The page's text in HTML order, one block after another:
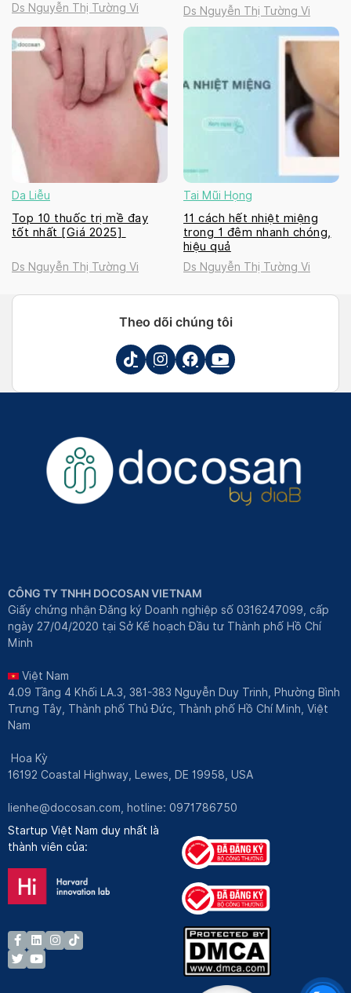
Ds Nguyễn Thị Tường Vi Ds Nguyễn Thị Tường Vi
Da Liễu
Top 10 thuốc trị mề đay
tốt nhất [Giá 2025]
Ds Nguyễn Thị Tường Vi
Tai Mũi Họng
11 cách hết nhiệt miệng
trong 1 đêm nhanh chóng,
hiệu quả
Ds Nguyễn Thị Tường Vi
Theo dõi chúng tôi
CÔNG TY TNHH DOCOSAN VIETNAM
Giấy chứng nhận Đăng ký Doanh nghiệp số 0316247099, cấp
ngày 27/04/2020 tại Sở Kế hoạch Đầu tư Thành phố Hồ Chí
Minh
Việt Nam
4.09 Tầng 4 Khối LA.3, 381-383 Nguyễn Duy Trinh, Phường Bình
Trưng Tây, Thành phố Thủ Đức, Thành phố Hồ Chí Minh, Việt
Nam
Hoa Kỳ
16192 Coastal Highway, Lewes, DE 19958, USA
lienhe@docosan.com, hotline: 0971786750
Startup Việt Nam duy nhất là
thành viên của: